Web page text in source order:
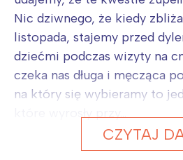
Nic dziwnego, że kiedy
listopada, stajemy przed
dziećmi podczas wizyty na
czeka nas długa i męcząca
na który się wybieramy to
CZYTAJ